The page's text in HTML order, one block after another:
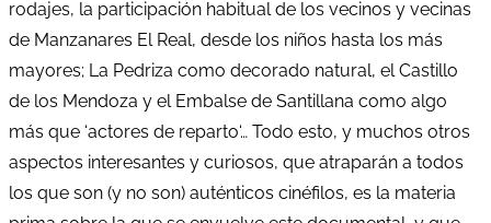
rodajes, la participación habitual de los vecinos y vecinas
de Manzanares El Real, desde los niños hasta los más
mayores; La Pedriza como decorado natural, el Castillo
de los Mendoza y el Embalse de Santillana como algo
más que ‘actores de reparto‘… Todo esto, y muchos otros
aspectos interesantes y curiosos, que atraparán a todos
los que son (y no son) auténticos cinéfilos, es la materia